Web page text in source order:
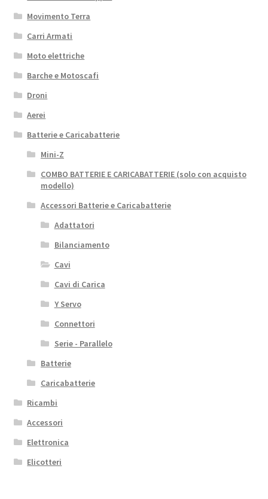
Movimento Terra
Carri Armati
Moto elettriche
Barche e Motoscafi
Droni
Aerei
Batterie e Caricabatterie
Mini-Z
COMBO BATTERIE E CARICABATTERIE (solo con acquisto
modello)
Accessori Batterie e Caricabatterie
Adattatori
Bilanciamento
Cavi
Cavi di Carica
Y Servo
Connettori
Serie - Parallelo
Batterie
Caricabatterie
Ricambi
Accessori
Elettronica
Elicotteri